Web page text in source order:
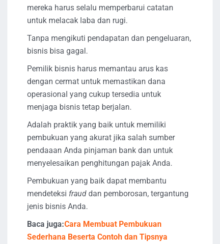
mereka harus selalu memperbarui catatan
untuk melacak laba dan rugi.
Tanpa mengikuti pendapatan dan pengeluaran,
bisnis bisa gagal.
Pemilik bisnis harus memantau arus kas
dengan cermat untuk memastikan dana
operasional yang cukup tersedia untuk
menjaga bisnis tetap berjalan.
Adalah praktik yang baik untuk memiliki
pembukuan yang akurat jika salah sumber
pendaaan Anda pinjaman bank dan untuk
menyelesaikan penghitungan pajak Anda.
Pembukuan yang baik dapat membantu
mendeteksi fraud dan pemborosan, tergantung
jenis bisnis Anda.
Baca juga:Cara Membuat Pembukuan
Sederhana Beserta Contoh dan Tipsnya